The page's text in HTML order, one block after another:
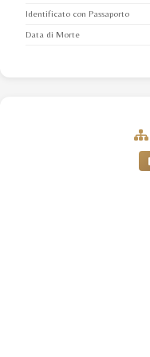
Identificato con Passaporto
Data di Morte